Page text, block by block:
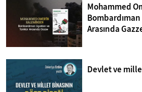
Mohammed
Arasında
Devlet ve